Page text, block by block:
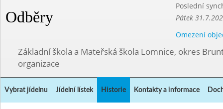
Odběry
Poslední
Pátek
Omezení
Základní škola a Mateřská škola Lomnice, okres
organizace
Vybrat jídelnu Jídelní lístek Historie Kontakty a informace